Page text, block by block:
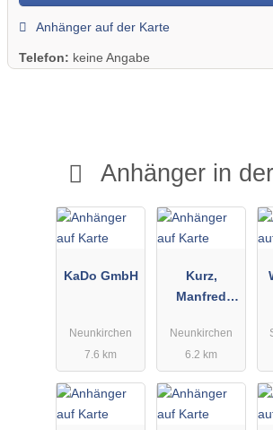
Anhänger auf der Karte
Telefon: keine Angabe
Anhänger in
KaDo GmbH
Neunkirchen
7.6 km
Kurz,
Manfred
Anhängerver
leih
Neunkirchen
6.2 km